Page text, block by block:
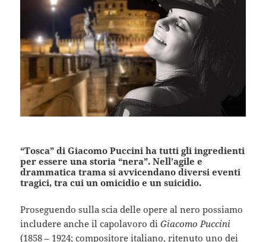
“Tosca” di Giacomo Puccini ha tutti gli ingredienti
per essere una storia “nera”. Nell’agile e
drammatica trama si avvicendano diversi eventi
tragici, tra cui un omicidio e un suicidio.
Proseguendo sulla scia delle opere al nero possiamo
includere anche il capolavoro diGiacomo Puccini
(1858 – 1924; compositore italiano, ritenuto uno dei